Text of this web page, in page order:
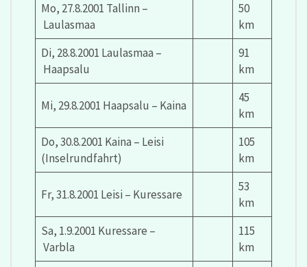
Mo, 27.8.2001 Tallinn –
Laulasmaa
50
km
Di, 28.8.2001 Laulasmaa –
Haapsalu
91
km
Mi, 29.8.2001 Haapsalu – Kaina
45
km
Do, 30.8.2001 Kaina – Leisi
(Inselrundfahrt)
105
km
Fr, 31.8.2001 Leisi – Kuressare
53
km
Sa, 1.9.2001 Kuressare –
Varbla
115
km